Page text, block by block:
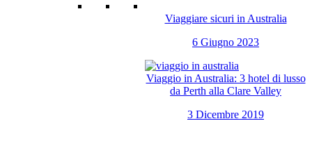
Viaggiare sicuri in Australia
6 Giugno 2023
Viaggio in Australia: 3 hotel di lusso
da Perth alla Clare Valley
3 Dicembre 2019